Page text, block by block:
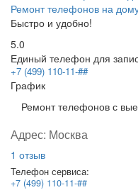
Ремонт телефонов на
Быстро и удобно!
5.0
Единый телефон для
+7 (499) 110-11-##
График
Ремонт телефонов с
Адрес: Москва
1 отзыв
Телефон сервиса:
+7 (499) 110-11-##